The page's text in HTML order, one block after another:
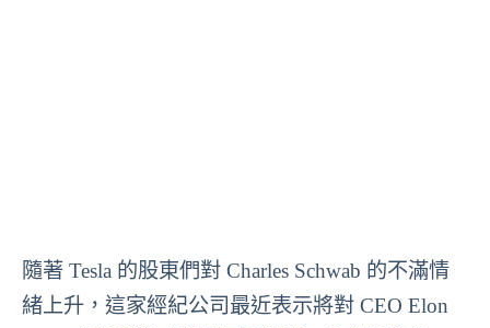
隨著 Tesla 的股東們對 Charles Schwab 的不滿情
緒上升，這家經紀公司最近表示將對 CEO Elon